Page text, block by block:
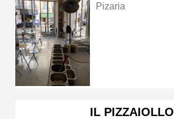
Pizaria
IL PIZZAIOLLO